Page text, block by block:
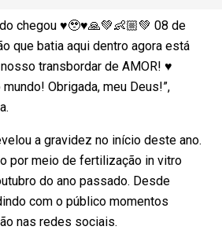
chegou ♥️🥹♥️🙏💚👶🏼💚 08 de
que batia aqui dentro agora está
transbordar de AMOR! ♥️
Obrigada, meu Deus!”,
a gravidez no início deste ano.
por meio de fertilização in vitro
do ano passado. Desde
com o público momentos
nas redes sociais.